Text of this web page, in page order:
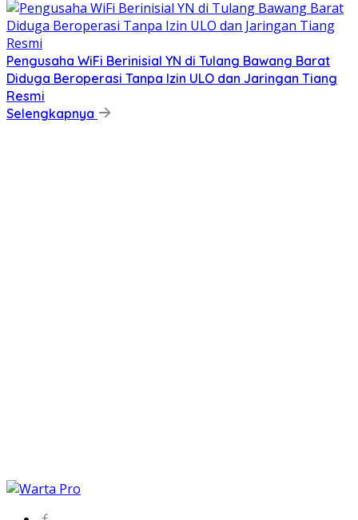
Pengusaha WiFi Berinisial YN di Tulang Bawang Barat
Diduga Beroperasi Tanpa Izin ULO dan Jaringan Tiang
Resmi
Selengkapnya